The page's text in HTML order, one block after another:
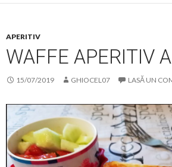
APERITIV
WAFFE APERITIV
15/07/2019 GHIOCEL07 LASĂ UN